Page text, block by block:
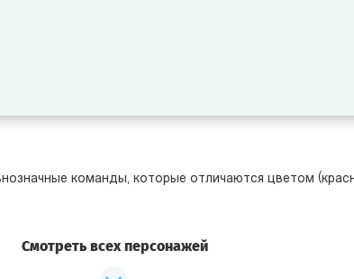
команды, которые отличаются цветом
Смотреть всех персонажей